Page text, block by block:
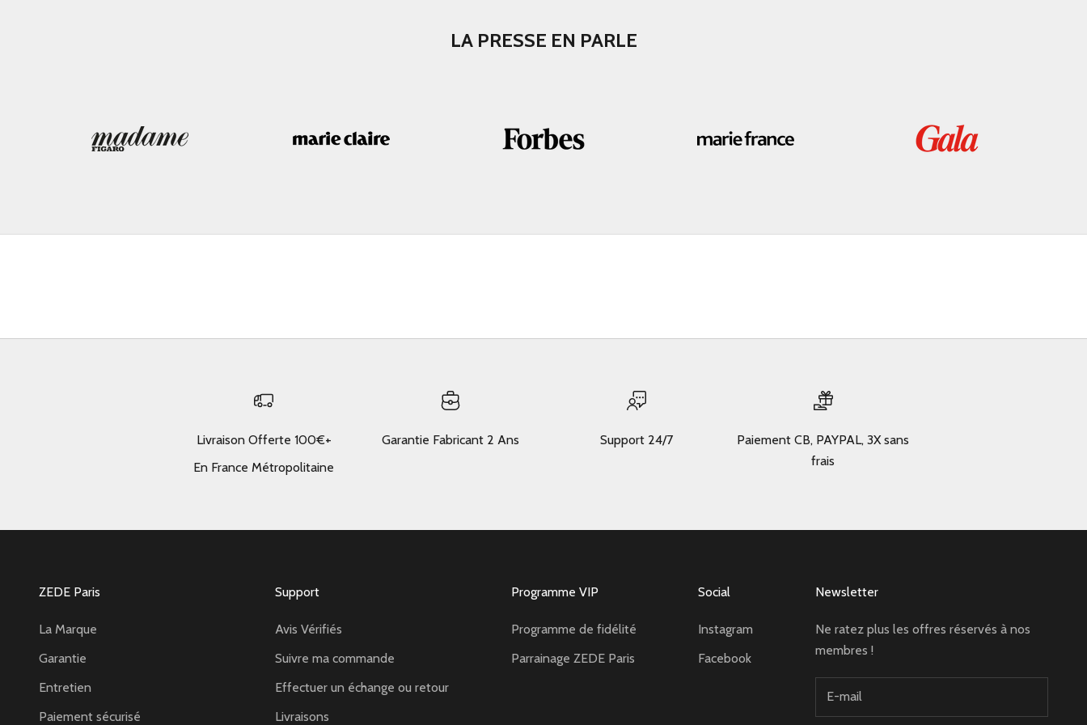
LA PRESSE EN PARLE
Livraison Offerte 100€+
En France Métropolitaine
Garantie Fabricant 2 Ans Support 24/7
Paiement CB, PAYPAL, 3X sans
frais
ZEDE Paris
La Marque
Garantie
Entretien
Paiement sécurisé
Support
Avis Vérifiés
Suivre ma commande
Effectuer un échange ou retour
Livraisons
Programme VIP
Programme de fidélité
Parrainage ZEDE Paris
Social
Instagram
Facebook
Newsletter
Ne ratez plus les offres réservés à nos
membres !